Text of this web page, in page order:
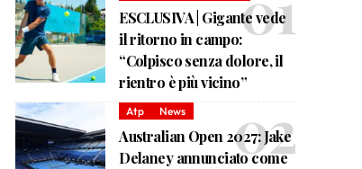
ESCLUSIVA | Gigante vede
il ritorno in campo:
“Colpisco senza dolore, il
rientro è più vicino”
Atp News
Australian Open 2027: Jake
Delaney annunciato come